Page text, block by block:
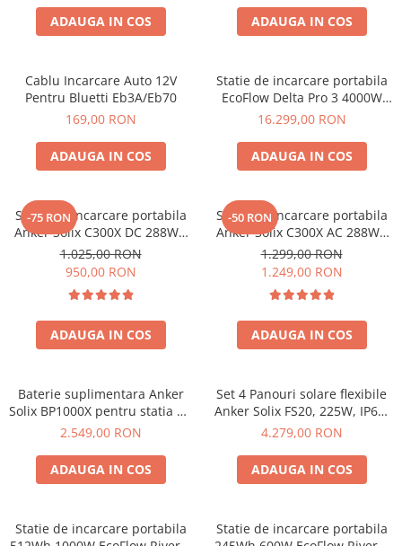
ADAUGA IN COS ADAUGA IN COS
Cablu Incarcare Auto 12V
Pentru Bluetti Eb3A/Eb70
169,00 RON
ADAUGA IN COS
Statie de incarcare portabila
EcoFlow Delta Pro 3 4000W
4096Wh
16.299,00 RON
ADAUGA IN COS
-75 RON
Statie de incarcare portabila
Anker Solix C300X DC 288Wh
300W
1.025,00 RON
950,00 RON
ADAUGA IN COS
-50 RON
Statie de incarcare portabila
Anker Solix C300X AC 288Wh
300W
1.299,00 RON
1.249,00 RON
ADAUGA IN COS
Baterie suplimentara Anker
Solix BP1000X pentru statia de
alimentare portabila Anker
2.549,00 RON
ADAUGA IN COS
Set 4 Panouri solare flexibile
Anker Solix FS20, 225W, IP67,
Tehnologie TOPCon
4.279,00 RON
ADAUGA IN COS
Statie de incarcare portabila
Statie de incarcare portabila